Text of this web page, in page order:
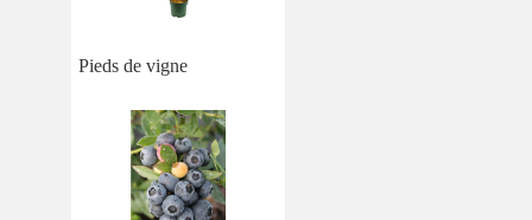
Pieds de vigne